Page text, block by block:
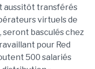
aussitôt transférés
virtuels de
seront basculés chez
pour Red
500 salariés